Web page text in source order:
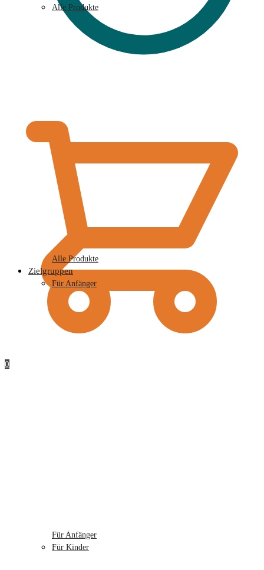
0
Alle Produkte
Alle Produkte
Zielgruppen
Für Anfänger
Für Anfänger
Für Kinder